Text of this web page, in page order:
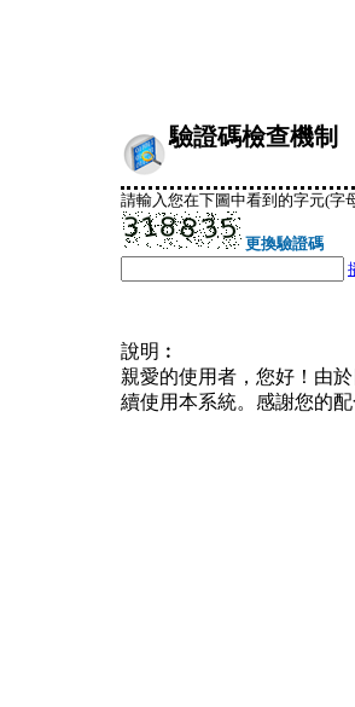
驗證碼檢查機制
請輸入您在下圖中看到的字元(字
更換驗證碼
說明︰
親愛的使用者，您好！由
續使用本系統。感謝您的配